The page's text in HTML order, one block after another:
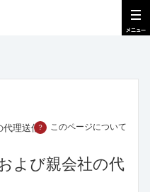
代理送信？ このページについて
よび親会社の代